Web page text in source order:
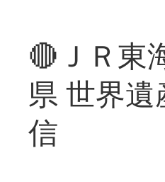
🔴ＪＲ東
県 世界
信